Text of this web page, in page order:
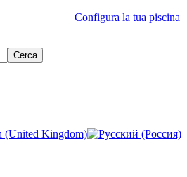
Configura la tua piscina
Cerca